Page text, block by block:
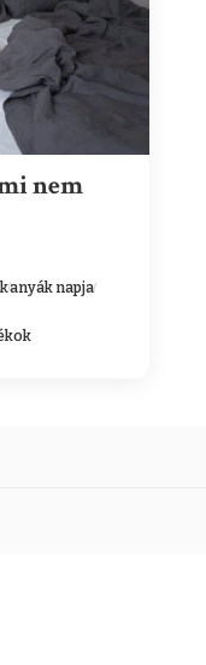
nem
anyák napja